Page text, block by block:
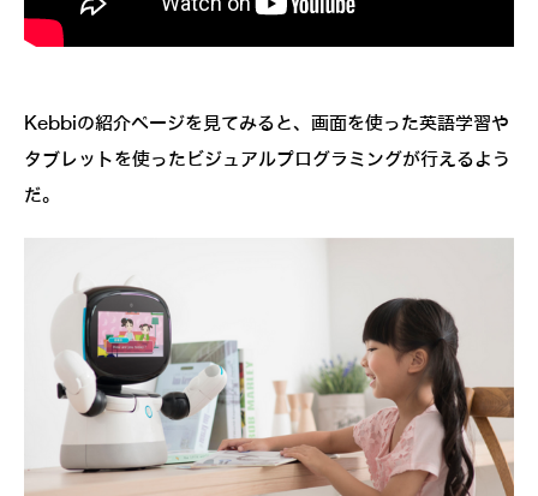
Kebbiの紹介ページを見てみると、画面を使った英語学習や
タブレットを使ったビジュアルプログラミングが行えるよう
だ。